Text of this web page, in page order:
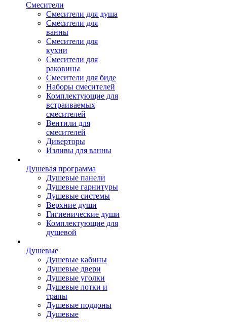
Смесители
Смесители для душа
Смесители для
ванны
Смесители для
кухни
Смесители для
раковины
Смесители для биде
Наборы смесителей
Комплектующие для
встраиваемых
смесителей
Вентили для
смесителей
Диверторы
Изливы для ванны
Душевая программа
Душевые панели
Душевые гарнитуры
Душевые системы
Верхние души
Гигиенические души
Комплектующие для
душевой
Душевые
Душевые кабины
Душевые двери
Душевые уголки
Душевые лотки и
трапы
Душевые поддоны
Душевые